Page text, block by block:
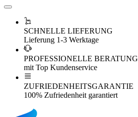
SCHNELLE LIEFERUNG
Lieferung 1-3 Werktage
PROFESSIONELLE BERATUNG
mit Top Kundenservice
ZUFRIEDENHEITSGARANTIE
100% Zufriedenheit garantiert